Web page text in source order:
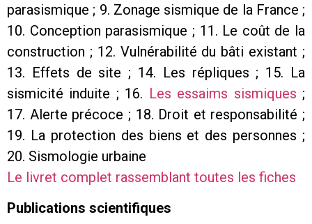
parasismique ; 9. Zonage sismique de la France ;
10. Conception parasismique ; 11. Le coût de la
construction ; 12. Vulnérabilité du bâti existant ;
13. Effets de site ; 14. Les répliques ; 15. La
sismicité induite ; 16. Les essaims sismiques ;
17. Alerte précoce ; 18. Droit et responsabilité ;
19. La protection des biens et des personnes ;
20. Sismologie urbaine
Le livret complet rassemblant toutes les fiches
Publications scientifiques